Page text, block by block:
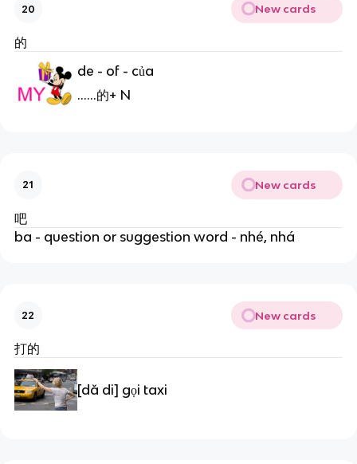
20 New cards
的
de - of - của
......的+ N
21 New cards
吧
ba - question or suggestion word - nhé, nhá
22 New cards
打的
[dǎ di] gọi taxi